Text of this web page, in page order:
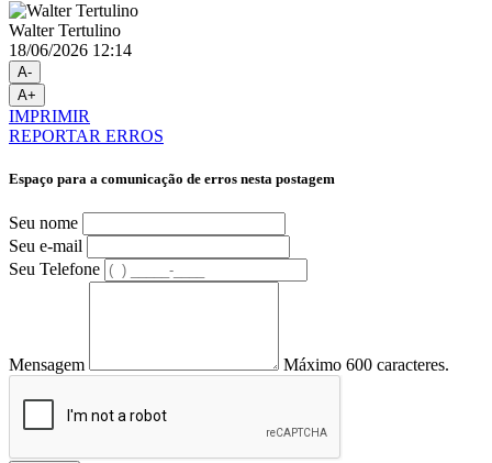
Walter Tertulino
18/06/2026 12:14
A-
A+
IMPRIMIR
REPORTAR ERROS
Espaço para a comunicação de erros nesta postagem
Seu nome
Seu e-mail
Seu Telefone
Mensagem Máximo 600 caracteres.